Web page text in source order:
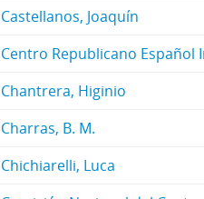
Castellanos, Joaquín
Centro Republicano Español
Chantrera, Higinio
Charras, B. M.
Chichiarelli, Luca